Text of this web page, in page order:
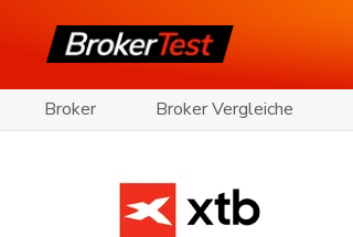
Broker Broker Vergleiche